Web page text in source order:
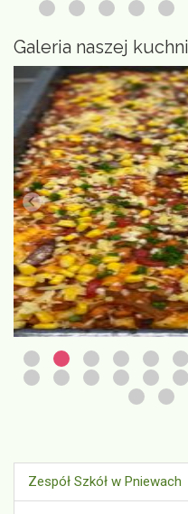
Galeria naszej kuchni
Zespół Szkół w Pniewach